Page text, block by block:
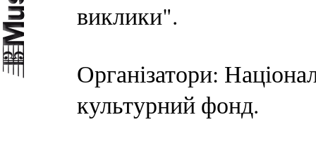
виклики".
Організатори:
культурний фонд.